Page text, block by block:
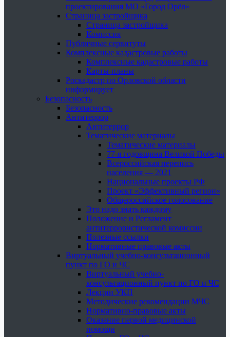
проектирования МО «Город Орёл»
Страница застройщика
Страница застройщика
Комиссия
Публичные сервитуты
Комплексные кадастровые работы
Комплексные кадастровые работы
Карты-планы
Роскадастр по Орловской области
информирует
Безопасность
Безопасность
Антитеррор
Антитеррор
Тематические материалы
Тематические материалы
77-я годовщина Великой Победы
Всероссийская перепись
населения — 2021
Национальные проекты РФ
Проект «Эффективный регион»
Общероссийское голосование
Это надо знать каждому
Положение и Регламент
антитеррористической комиссии
Полезные ссылки
Нормативные правовые акты
Виртуальный учебно-консультационный
пункт по ГО и ЧС
Виртуальный учебно-
консультационный пункт по ГО и ЧС
Лекции УКП
Методические рекомендации МЧС
Нормативно-правовые акты
Оказание первой медицинской
помощи